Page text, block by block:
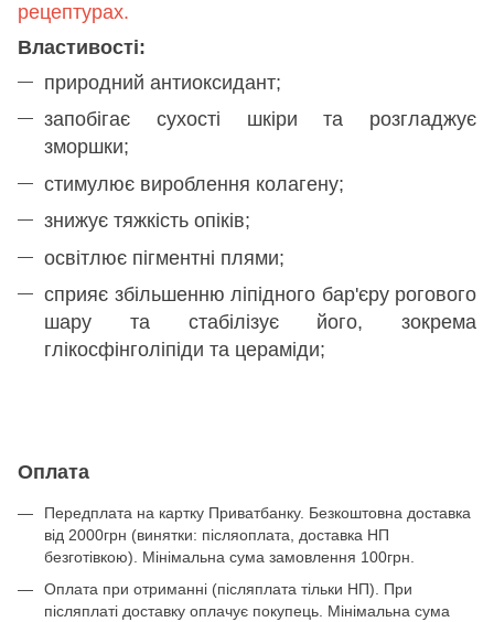
рецептурах.
Властивості:
природний антиоксидант;
запобігає сухості шкіри та розгладжує
зморшки;
стимулює вироблення колагену;
знижує тяжкість опіків;
освітлює пігментні плями;
сприяє збільшенню ліпідного бар'єру рогового
шару та стабілізує його, зокрема
глікосфінголіпіди та цераміди;
Оплата
Передплата на картку Приватбанку. Безкоштовна доставка
від 2000грн (винятки: післяоплата, доставка НП
безготівкою). Мінімальна сума замовлення 100грн.
Оплата при отриманні (післяплата тільки НП). При
післяплаті доставку оплачує покупець. Мінімальна сума